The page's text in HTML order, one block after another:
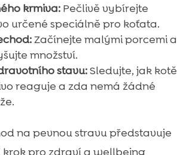
krmiva:Pečlivě vybírejte
určené speciálně pro koťata.
Začínejte malými porcemi a
množství.
stavu:Sledujte, jak kotě
reaguje a zda nemá žádné
na pevnou stravu představuje
pro zdraví a wellbeing